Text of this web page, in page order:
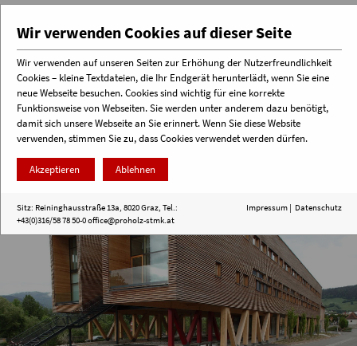
Menü
Wir verwenden Cookies auf dieser Seite
Wir verwenden auf unseren Seiten zur Erhöhung der Nutzerfreundlichkeit
Cookies – kleine Textdateien, die Ihr Endgerät herunterlädt, wenn Sie eine
neue Webseite besuchen. Cookies sind wichtig für eine korrekte
Funktionsweise von Webseiten. Sie werden unter anderem dazu benötigt,
damit sich unsere Webseite an Sie erinnert. Wenn Sie diese Website
verwenden, stimmen Sie zu, dass Cookies verwendet werden dürfen.
Akzeptieren Ablehnen
Sitz: Reininghausstraße 13a, 8020 Graz, Tel.:
+43(0)316/58 78 50-0office@proholz-stmk.at
Impressum| Datenschutz